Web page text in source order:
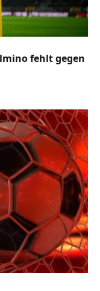
fehlt gegen